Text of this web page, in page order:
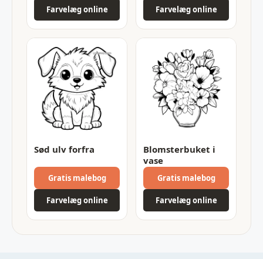
Farvelæg online Farvelæg online
Sød ulv forfra
Gratis malebog
Farvelæg online
Blomsterbuket i
vase
Gratis malebog
Farvelæg online